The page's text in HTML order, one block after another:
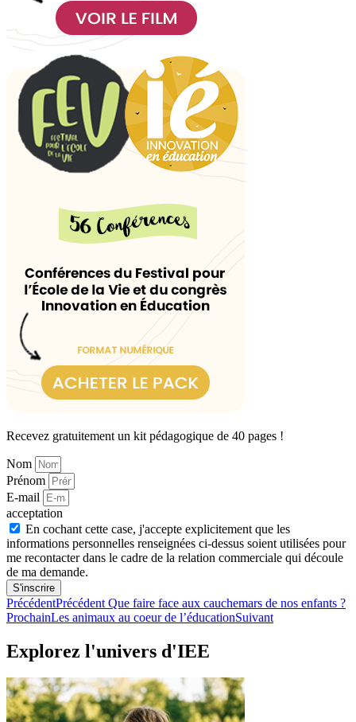
Recevez gratuitement un kit pédagogique de 40 pages !
Nom
Prénom
E-mail
acceptation
En cochant cette case, j'accepte explicitement que les
informations personnelles renseignées ci-dessus soient utilisées pour
me recontacter dans le cadre de la relation commerciale qui découle
de ma demande.
S'inscrire
PrécédentPrécédent Que faire face aux cauchemars de nos enfants ?
ProchainLes animaux au coeur de l’éducationSuivant
Explorez l'univers d'IEE